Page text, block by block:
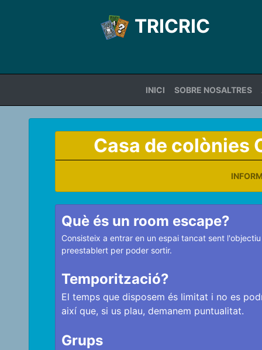
TRICRIC
INICI SOBRE NOSALTRES
Casa de colònies
Què és un room escape?
Consisteix a entrar en un espai tancat sent
preestablert per poder sortir.
Temporització?
El temps que disposem és limitat i no es
així que, si us plau, demanem puntualitat.
Grups